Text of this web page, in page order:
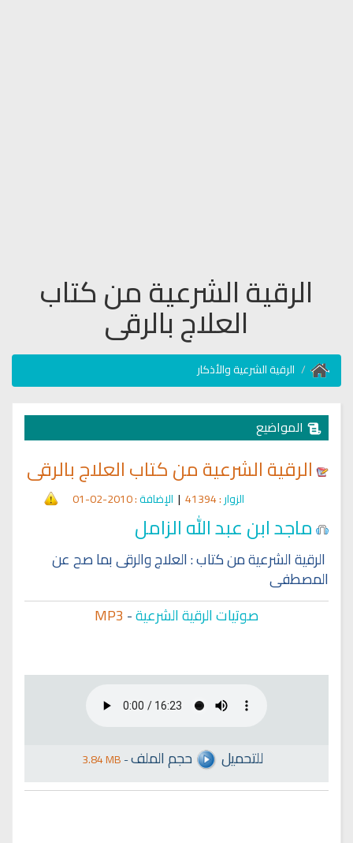
الرقية الشرعية من كتاب
العلاج بالرقى
الرقية الشرعية والأذكار
المواضيع
الرقية الشرعية من كتاب العلاج بالرقى
الزوار: 41394
| الإضافة: 2010-02-01
ماجد ابن عبد الله الزامل
الرقية الشرعية من كتاب : العلاج والرقى بما صح عن
المصطفى
صوتيات الرقية الشرعية-
MP3
3.84 MB- للتحميل حجم الملف